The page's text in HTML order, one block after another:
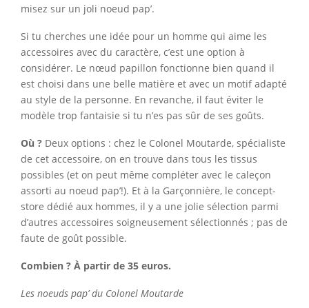
misez sur un joli noeud pap’.
Si tu cherches une idée pour un homme qui aime les
accessoires avec du caractère, c’est une option à
considérer. Le nœud papillon fonctionne bien quand il
est choisi dans une belle matière et avec un motif adapté
au style de la personne. En revanche, il faut éviter le
modèle trop fantaisie si tu n’es pas sûr de ses goûts.
Où ? Deux options : chez le Colonel Moutarde, spécialiste
de cet accessoire, on en trouve dans tous les tissus
possibles (et on peut même compléter avec le caleçon
assorti au noeud pap’!). Et à la Garçonnière, le concept-
store dédié aux hommes, il y a une jolie sélection parmi
d’autres accessoires soigneusement sélectionnés ; pas de
faute de goût possible.
Combien ? À partir de 35 euros.
Les noeuds pap’ du Colonel Moutarde